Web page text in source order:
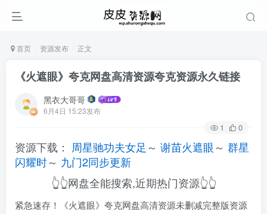
首页 资源发布 正文
《火遮眼》夸克网盘高清资源夸克资源永久链接
黑衣大哥哥
6月4日 15:23发布
1 0
资源下载： 周星驰功夫女足 ～ 谢苗火遮眼～ 群星
闪耀时～ 九门2同步更新
👆👆网盘全能搜索,近期热门资源👆👆
紧急速存！《火遮眼》夸克网盘高清资源未删减完整版资源